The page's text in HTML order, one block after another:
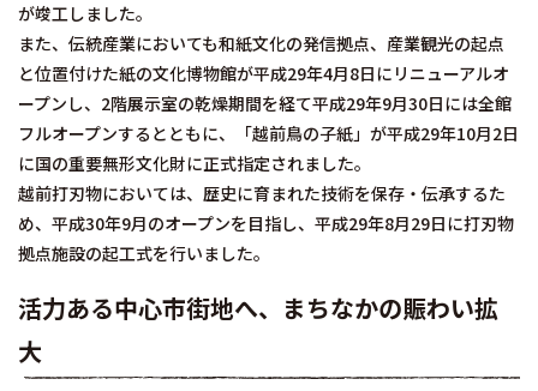
が竣工しました。
また、伝統産業においても和紙文化の発信拠点、産業観光の起点
と位置付けた紙の文化博物館が平成29年4月8日にリニューアルオ
ープンし、2階展示室の乾燥期間を経て平成29年9月30日には全館
フルオープンするとともに、「越前鳥の子紙」が平成29年10月2日
に国の重要無形文化財に正式指定されました。
越前打刃物においては、歴史に育まれた技術を保存・伝承するた
め、平成30年9月のオープンを目指し、平成29年8月29日に打刃物
拠点施設の起工式を行いました。
活力ある中心市街地へ、まちなかの賑わい拡
大